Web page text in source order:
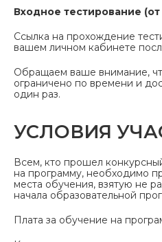
Входное тестирование
Ссылка на прохождение
вашем личном кабинете
Обращаем ваше внимание,
ограничено по времени и
один раз.
УСЛОВИЯ
Всем, кто прошел
на программу, необходимо
места обучения, взятую не
начала образовательной
Плата за обучение на